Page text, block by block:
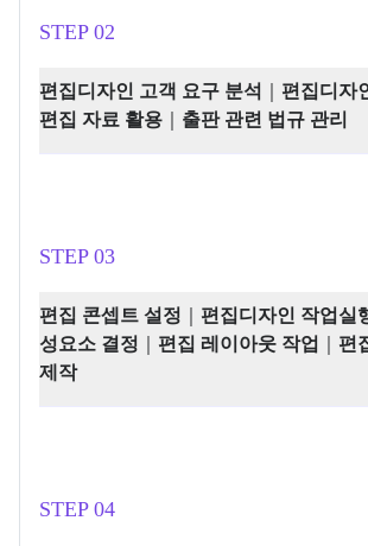
STEP 02
편집디자인 고객 요구 분석 편집디자
편집 자료 활용
출판 관련 법규 관리
STEP 03
편집 콘셉트 설정 편집디자인 작업실
성요소 결정
편집 레이아웃 작업
편
제작
STEP 04